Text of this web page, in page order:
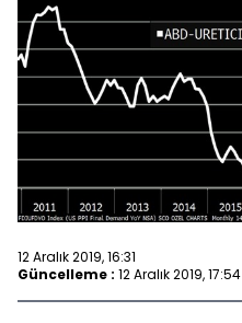
12 Aralık 2019, 16:31
Güncelleme : 12 Aralık 2019, 17:54